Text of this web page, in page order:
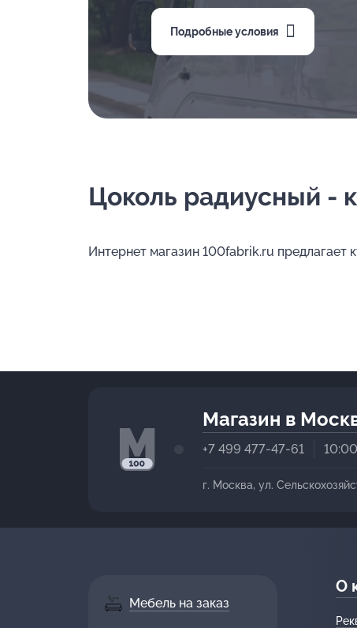
Подробные условия
Цоколь радиусный -
Интернет магазин 100fabrik.ru
Магазин в
+7 499 477-47-61
г. Москва, ул.
Мебель на заказ
О